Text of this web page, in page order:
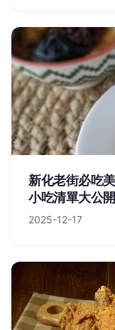
新化老街必吃
小吃清單大公開
2025-12-17